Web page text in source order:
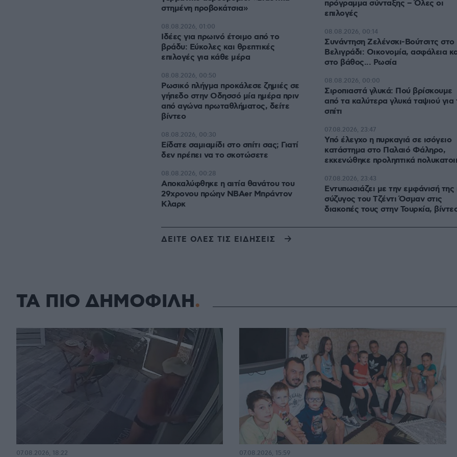
στημένη προβοκάτσια»
Ιδέες για πρωινό έτοιμο από το
βράδυ: Εύκολες και θρεπτικές
επιλογές για κάθε μέρα
08.08.2026, 01:00
Ρωσικό πλήγμα προκάλεσε ζημιές σε
γήπεδο στην Οδησσό μία ημέρα πριν
από αγώνα πρωταθλήματος, δείτε
βίντεο
08.08.2026, 00:50
Είδατε σαμιαμίδι στο σπίτι σας; Γιατί
δεν πρέπει να το σκοτώσετε
08.08.2026, 00:30
Αποκαλύφθηκε η αιτία θανάτου του
29χρονου πρώην NBAer Μπράντον
Κλαρκ
08.08.2026, 00:28
πρόγραμμα σύνταξης – Όλες οι
επιλογές
Συνάντηση Ζελένσκι-Βούτσιτς στο
Βελιγράδι: Οικονομία, ασφάλεια
στο βάθος... Ρωσία
08.08.2026, 00:14
Σιροπιαστά γλυκά: Πού βρίσκουμε
από τα καλύτερα γλυκά ταψιού για
σπίτι
08.08.2026, 00:00
Υπό έλεγχο η πυρκαγιά σε ισόγειο
κατάστημα στο Παλαιό Φάληρο,
εκκενώθηκε προληπτικά
07.08.2026, 23:47
Εντυπωσιάζει με την εμφάνισή της
σύζυγος του Τζέντι Όσμαν στις
διακοπές τους στην Τουρκία,
07.08.2026, 23:43
ΔΕΙΤΕ ΟΛΕΣ ΤΙΣ ΕΙΔΗΣΕΙΣ
ΤΑ ΠΙΟ ΔΗΜΟΦΙΛΗ
07.08.2026, 18:22 07.08.2026, 15:59